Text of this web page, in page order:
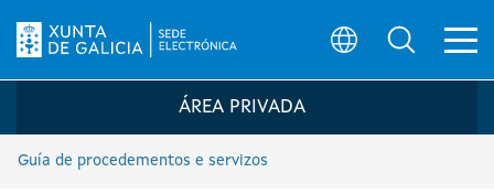
Logo da Sede electrónica da Xunta de
ÁREA PRIVADA
Guía de procedementos e servizos